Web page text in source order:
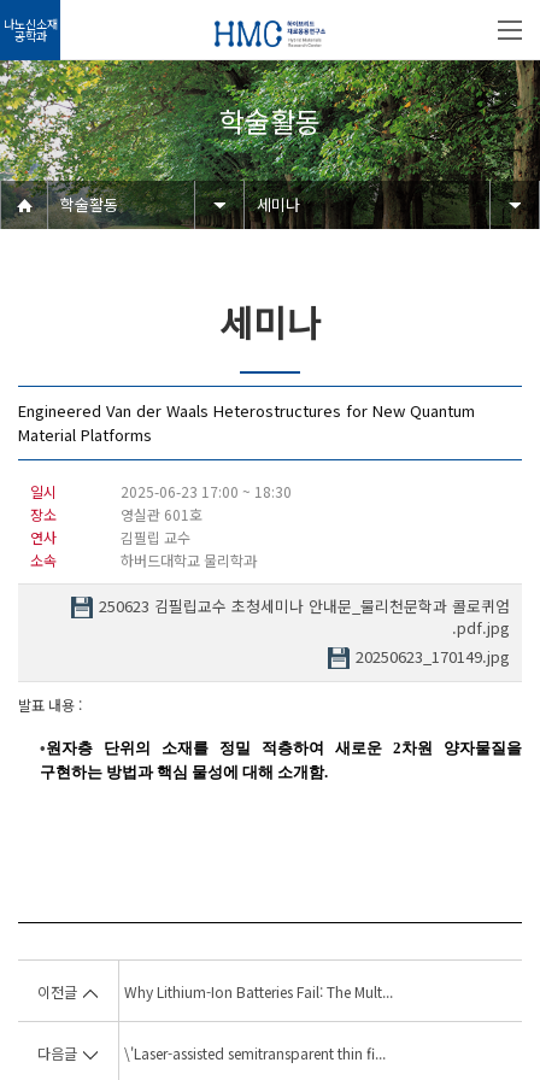
나노신소재
공학과
학술활동
학술활동 세미나
세미나
Engineered Van der Waals Heterostructures for New Quantum
Material Platforms
일시
2025-06-23 17:00 ~ 18:30
장소
영실관 601호
연사
김필립 교수
소속
하버드대학교 물리학과
250623 김필립교수 초청세미나 안내문_물리천문학과 콜로퀴엄
.pdf.jpg
20250623_170149.jpg
발표 내용 :
•원자층 단위의 소재를 정밀 적층하여 새로운2차원 양자물질을
구현하는 방법과 핵심 물성에 대해 소개함.
이전글 Why Lithium-Ion Batteries Fail: The Mult...
다음글 \'Laser-assisted semitransparent thin fi...